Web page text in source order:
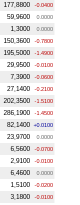
177,8800 -0.0400
59,9600 0.0000
1,3000 0.0000
150,3600 -0.7800
195,5000 -1.4900
29,9500 -0.0100
7,3900 -0.0600
27,1400 -0.2100
202,3500 -1.5100
286,1900 -1.4500
82,1400 +0.0100
23,9700 0.0000
6,5600 -0.0700
2,9100 -0.0100
6,4600 0.0000
1,5100 -0.0200
3,1800 -0.0100